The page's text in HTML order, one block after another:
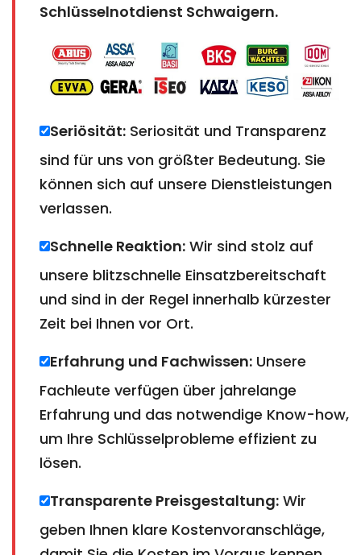
Schlüsselnotdienst Schwaigern.
Seriösität: Seriosität und Transparenz
sind für uns von größter Bedeutung. Sie
können sich auf unsere Dienstleistungen
verlassen.
Schnelle Reaktion: Wir sind stolz auf
unsere blitzschnelle Einsatzbereitschaft
und sind in der Regel innerhalb kürzester
Zeit bei Ihnen vor Ort.
Erfahrung und Fachwissen: Unsere
Fachleute verfügen über jahrelange
Erfahrung und das notwendige Know-how,
um Ihre Schlüsselprobleme effizient zu
lösen.
Transparente Preisgestaltung: Wir
geben Ihnen klare Kostenvoranschläge,